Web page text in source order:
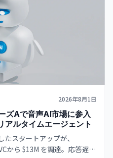
2026年8月1日
Aで音声AI市場に参入
ルタイムエージェント
スタートアップが、
から $13M を調達。応答遅延